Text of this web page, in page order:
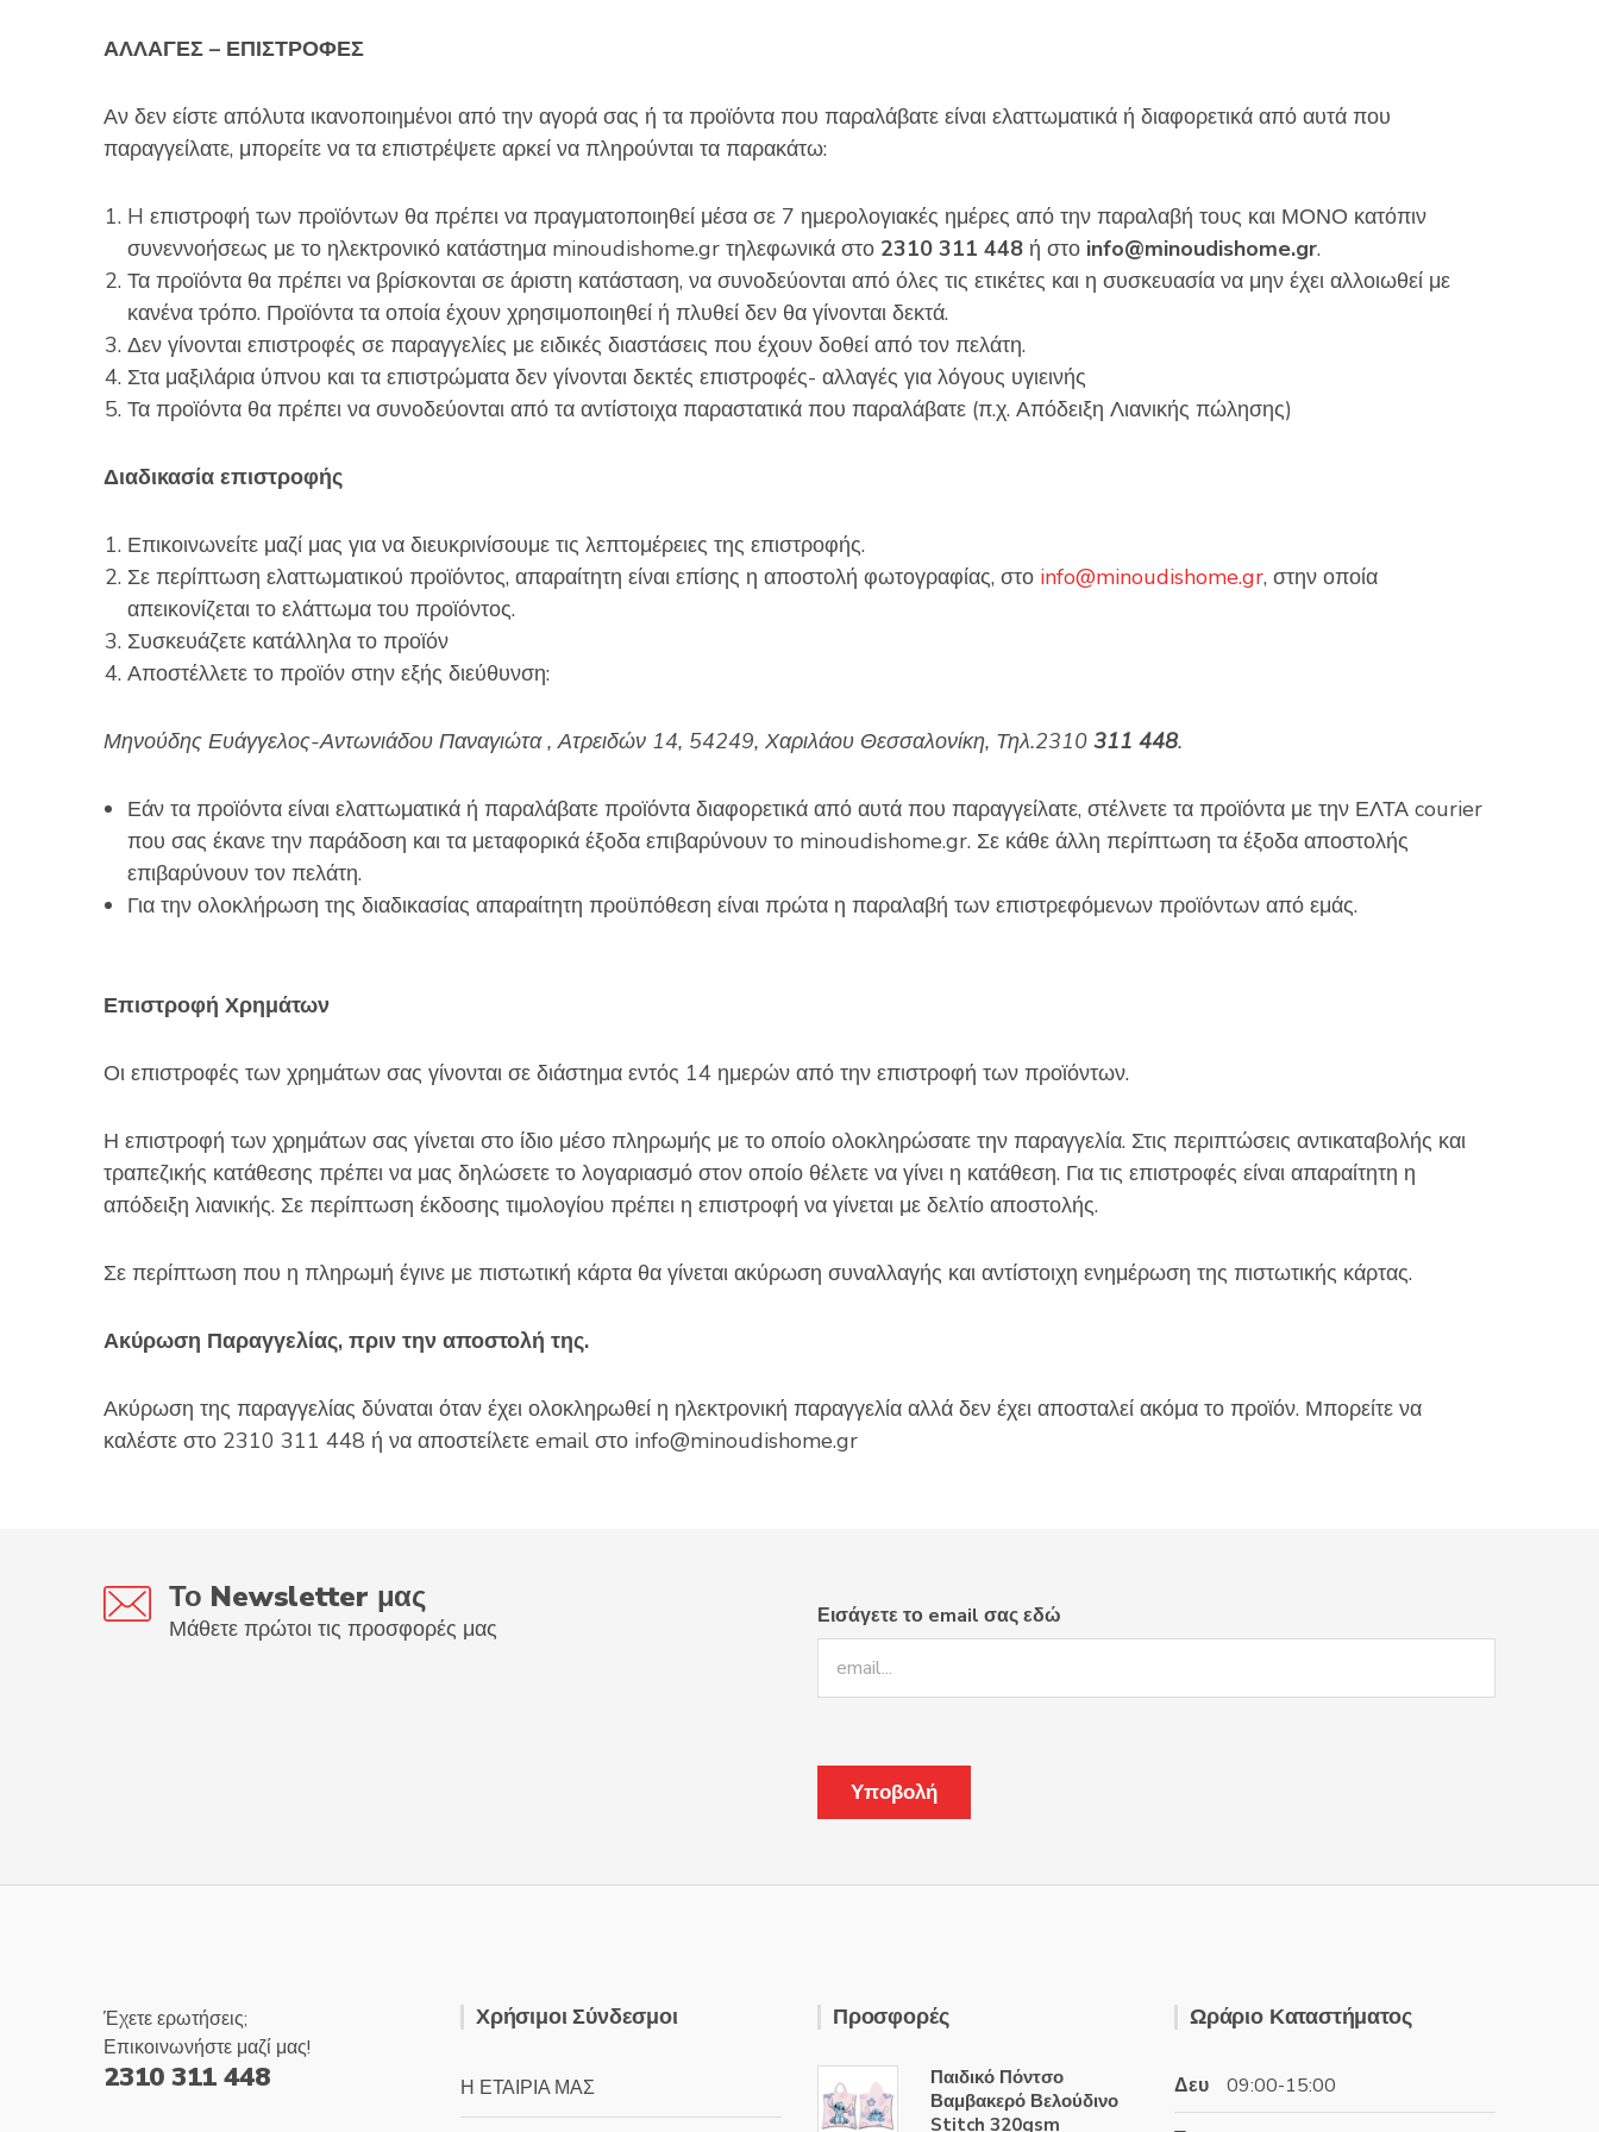
ΑΛΛΑΓΕΣ – ΕΠΙΣΤΡΟΦΕΣ
Αν δεν είστε απόλυτα ικανοποιημένοι από την αγορά σας ή τα προϊόντα που παραλάβατε είναι ελαττωματικά ή διαφορετικά από αυτά που
παραγγείλατε, μπορείτε να τα επιστρέψετε αρκεί να πληρούνται τα παρακάτω:
H επιστροφή των προϊόντων θα πρέπει να πραγματοποιηθεί μέσα σε 7 ημερολογιακές ημέρες από την παραλαβή τους και ΜΟΝΟ κατόπιν
συνεννοήσεως με το ηλεκτρονικό κατάστημα minoudishome.gr τηλεφωνικά στο 2310 311 448 ή στο info@minoudishome.gr.
Τα προϊόντα θα πρέπει να βρίσκονται σε άριστη κατάσταση, να συνοδεύονται από όλες τις ετικέτες και η συσκευασία να μην έχει αλλοιωθεί με
κανένα τρόπο. Προϊόντα τα οποία έχουν χρησιμοποιηθεί ή πλυθεί δεν θα γίνονται δεκτά.
Δεν γίνονται επιστροφές σε παραγγελίες με ειδικές διαστάσεις που έχουν δοθεί από τον πελάτη.
Στα μαξιλάρια ύπνου και τα επιστρώματα δεν γίνονται δεκτές επιστροφές- αλλαγές για λόγους υγιεινής
Τα προϊόντα θα πρέπει να συνοδεύονται από τα αντίστοιχα παραστατικά που παραλάβατε (π.χ. Απόδειξη Λιανικής πώλησης)
Διαδικασία επιστροφής
Επικοινωνείτε μαζί μας για να διευκρινίσουμε τις λεπτομέρειες της επιστροφής.
Σε περίπτωση ελαττωματικού προϊόντος, απαραίτητη είναι επίσης η αποστολή φωτογραφίας, στο info@minoudishome.gr, στην οποία
απεικονίζεται το ελάττωμα του προϊόντος.
Συσκευάζετε κατάλληλα το προϊόν
Αποστέλλετε το προϊόν στην εξής διεύθυνση:
Μηνούδης Ευάγγελος-Αντωνιάδου Παναγιώτα , Ατρειδών 14, 54249, Χαριλάου Θεσσαλονίκη, Τηλ.2310 311 448.
Εάν τα προϊόντα είναι ελαττωματικά ή παραλάβατε προϊόντα διαφορετικά από αυτά που παραγγείλατε, στέλνετε τα προϊόντα με την ΕΛΤΑ courier
που σας έκανε την παράδοση και τα μεταφορικά έξοδα επιβαρύνουν το minoudishome.gr. Σε κάθε άλλη περίπτωση τα έξοδα αποστολής
επιβαρύνουν τον πελάτη.
Για την ολοκλήρωση της διαδικασίας απαραίτητη προϋπόθεση είναι πρώτα η παραλαβή των επιστρεφόμενων προϊόντων από εμάς.
Επιστροφή Χρημάτων
Οι επιστροφές των χρημάτων σας γίνονται σε διάστημα εντός 14 ημερών από την επιστροφή των προϊόντων.
Η επιστροφή των χρημάτων σας γίνεται στο ίδιο μέσο πληρωμής με το οποίο ολοκληρώσατε την παραγγελία. Στις περιπτώσεις αντικαταβολής και
τραπεζικής κατάθεσης πρέπει να μας δηλώσετε το λογαριασμό στον οποίο θέλετε να γίνει η κατάθεση. Για τις επιστροφές είναι απαραίτητη η
απόδειξη λιανικής. Σε περίπτωση έκδοσης τιμολογίου πρέπει η επιστροφή να γίνεται με δελτίο αποστολής.
Σε περίπτωση που η πληρωμή έγινε με πιστωτική κάρτα θα γίνεται ακύρωση συναλλαγής και αντίστοιχη ενημέρωση της πιστωτικής κάρτας.
Ακύρωση Παραγγελίας, πριν την αποστολή της.
Ακύρωση της παραγγελίας δύναται όταν έχει ολοκληρωθεί η ηλεκτρονική παραγγελία αλλά δεν έχει αποσταλεί ακόμα το προϊόν. Μπορείτε να
καλέστε στο 2310 311 448 ή να αποστείλετε email στο info@minoudishome.gr
Το Newsletter μας
Μάθετε πρώτοι τις προσφορές μας Εισάγετε το email σας εδώ
Έχετε ερωτήσεις;
Επικοινωνήστε μαζί μας!
2310 311 448
Χρήσιμοι Σύνδεσμοι
Η ΕΤΑΙΡΙΑ ΜΑΣ
Προσφορές
Παιδικό Πόντσο
Βαμβακερό Βελούδινο
Stitch 320gsm
Ωράριο Καταστήματος
Δευ 09:00-15:00